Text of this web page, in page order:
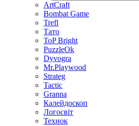
ArtCraft
Bombat Game
Trefl
Тато
ToP Bright
PuzzleOk
Dyvogra
Mr.Playwood
Strateg
Tactic
Granna
Калейдоскоп
Логосвіт
Технок